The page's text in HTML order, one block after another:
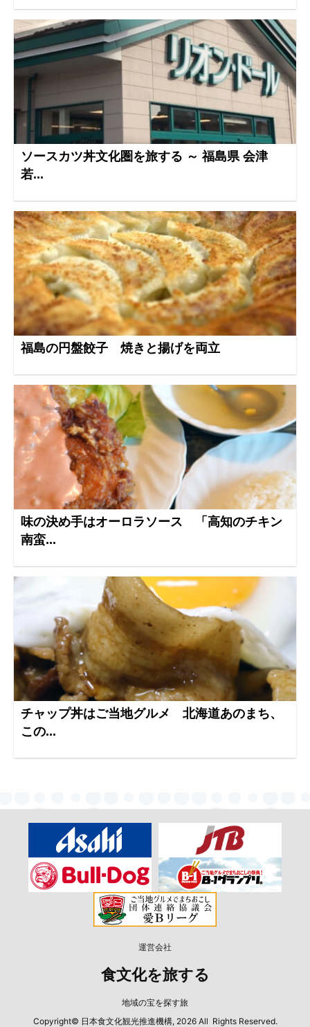
ソースカツ丼文化圏を旅する ～ 福島県 会津
若...
福島の円盤餃子 焼きと揚げを両立
味の決め手はオーロラソース 「高知のチキン
南蛮...
チャップ丼はご当地グルメ 北海道あのまち、
この...
運営会社
食文化を旅する
地域の宝を探す旅
Copyright© 日本食文化観光推進機構, 2026 All Rights Reserved.